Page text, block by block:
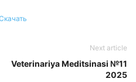
Next article
Veterinariya Meditsinasi №11
2025